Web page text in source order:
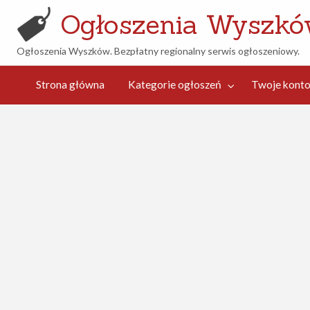
Kontakt
Ogłoszenia
Ogłoszenia Wyszków. Bezpłatny regionalny serwis ogłoszeniowy.
Strona główna Kategorie ogłoszeń Twoje konto